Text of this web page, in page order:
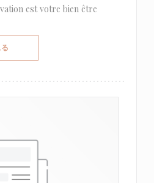
est votre bien être